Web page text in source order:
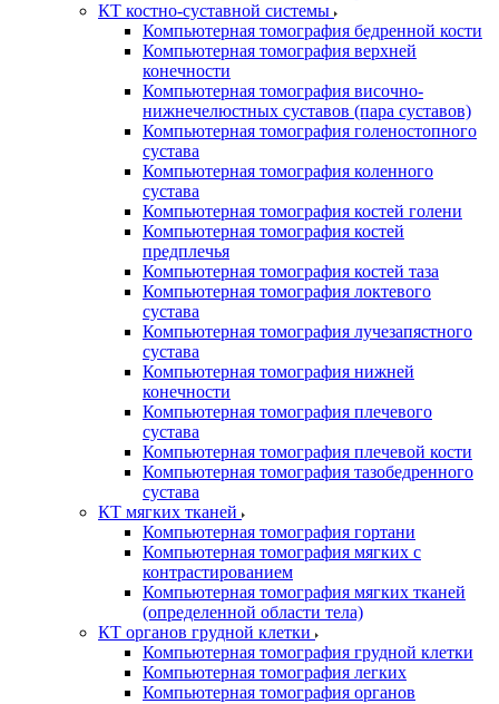
КТ костно-суставной системы
Компьютерная томография бедренной кости
Компьютерная томография верхней
конечности
Компьютерная томография височно-
нижнечелюстных суставов (пара суставов)
Компьютерная томография голеностопного
сустава
Компьютерная томография коленного
сустава
Компьютерная томография костей голени
Компьютерная томография костей
предплечья
Компьютерная томография костей таза
Компьютерная томография локтевого
сустава
Компьютерная томография лучезапястного
сустава
Компьютерная томография нижней
конечности
Компьютерная томография плечевого
сустава
Компьютерная томография плечевой кости
Компьютерная томография тазобедренного
сустава
КТ мягких тканей
Компьютерная томография гортани
Компьютерная томография мягких с
контрастированием
Компьютерная томография мягких тканей
(определенной области тела)
КТ органов грудной клетки
Компьютерная томография грудной клетки
Компьютерная томография легких
Компьютерная томография органов